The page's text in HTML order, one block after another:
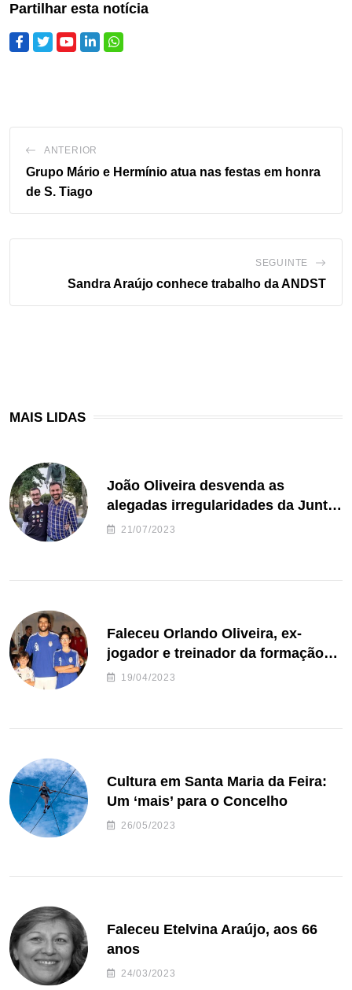
Partilhar esta notícia
ANTERIOR
Grupo Mário e Hermínio atua nas festas em honra
de S. Tiago
SEGUINTE
Sandra Araújo conhece trabalho da ANDST
MAIS LIDAS
João Oliveira desvenda as
alegadas irregularidades da Junta
de Freguesia S. João de Ver
21/07/2023
Faleceu Orlando Oliveira, ex-
jogador e treinador da formação
de andebol do Feirense
19/04/2023
Cultura em Santa Maria da Feira:
Um ‘mais’ para o Concelho
26/05/2023
Faleceu Etelvina Araújo, aos 66
anos
24/03/2023